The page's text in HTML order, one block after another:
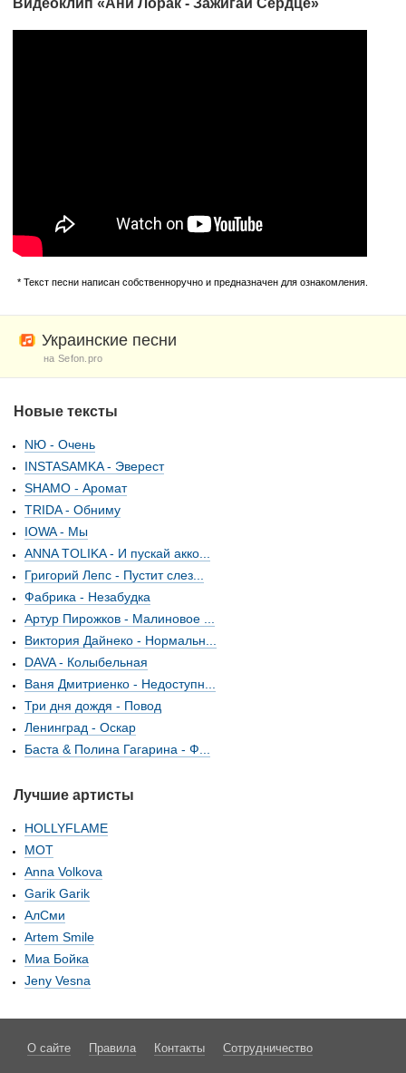
Видеоклип «Ани Лорак - Зажигай Сердце»
* Текст песни написан собственноручно и предназначен для ознакомления.
Украинские песни
на Sefon.pro
Новые тексты
NЮ - Очень
INSTASAMKA - Эверест
SHAMO - Аромат
TRIDA - Обниму
IOWA - Мы
ANNA TOLIKA - И пускай акко...
Григорий Лепс - Пустит слез...
Фабрика - Незабудка
Артур Пирожков - Малиновое ...
Виктория Дайнеко - Нормальн...
DAVA - Колыбельная
Ваня Дмитриенко - Недоступн...
Три дня дождя - Повод
Ленинград - Оскар
Баста & Полина Гагарина - Ф...
Лучшие артисты
HOLLYFLAME
МОТ
Anna Volkova
Garik Garik
АлСми
Artem Smile
Миа Бойка
Jeny Vesna
О сайте Правила Контакты Сотрудничество